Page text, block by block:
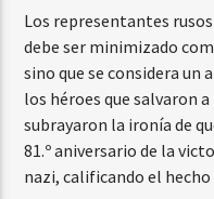
Los representantes
debe ser minimizado
sino que se considera un
los héroes que salvaron
subrayaron la ironía de
81.º aniversario de la
nazi, calificando el